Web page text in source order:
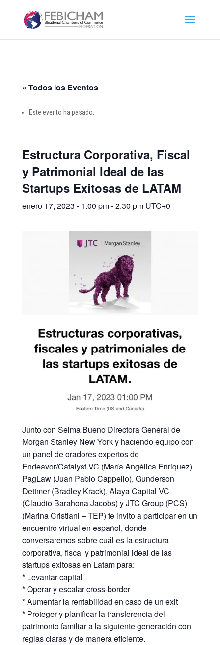
« Todos los Eventos
Este evento ha pasado.
Estructura Corporativa, Fiscal
y Patrimonial Ideal de las
Startups Exitosas de LATAM
enero 17, 2023 - 1:00 pm-2:30 pm UTC+0
Junto con Selma Bueno Directora General de
Morgan Stanley New York y haciendo equipo con
un panel de oradores expertos de
Endeavor/Catalyst VC (María Angélica Enriquez),
PagLaw (Juan Pablo Cappello), Gunderson
Dettmer (Bradley Krack), Alaya Capital VC
(Claudio Barahona Jacobs) y JTC Group (PCS)
(Marina Cristiani – TEP) te invito a participar en un
encuentro virtual en español, donde
conversaremos sobre cuál es la estructura
corporativa, fiscal y patrimonial ideal de las
startups exitosas en Latam para:
* Levantar capital
* Operar y escalar cross-border
* Aumentar la rentabilidad en caso de un exit
* Proteger y planificar la transferencia del
patrimonio familiar a la siguiente generación con
reglas claras y de manera eficiente.